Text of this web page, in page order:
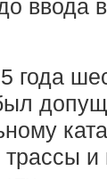
ввода
года